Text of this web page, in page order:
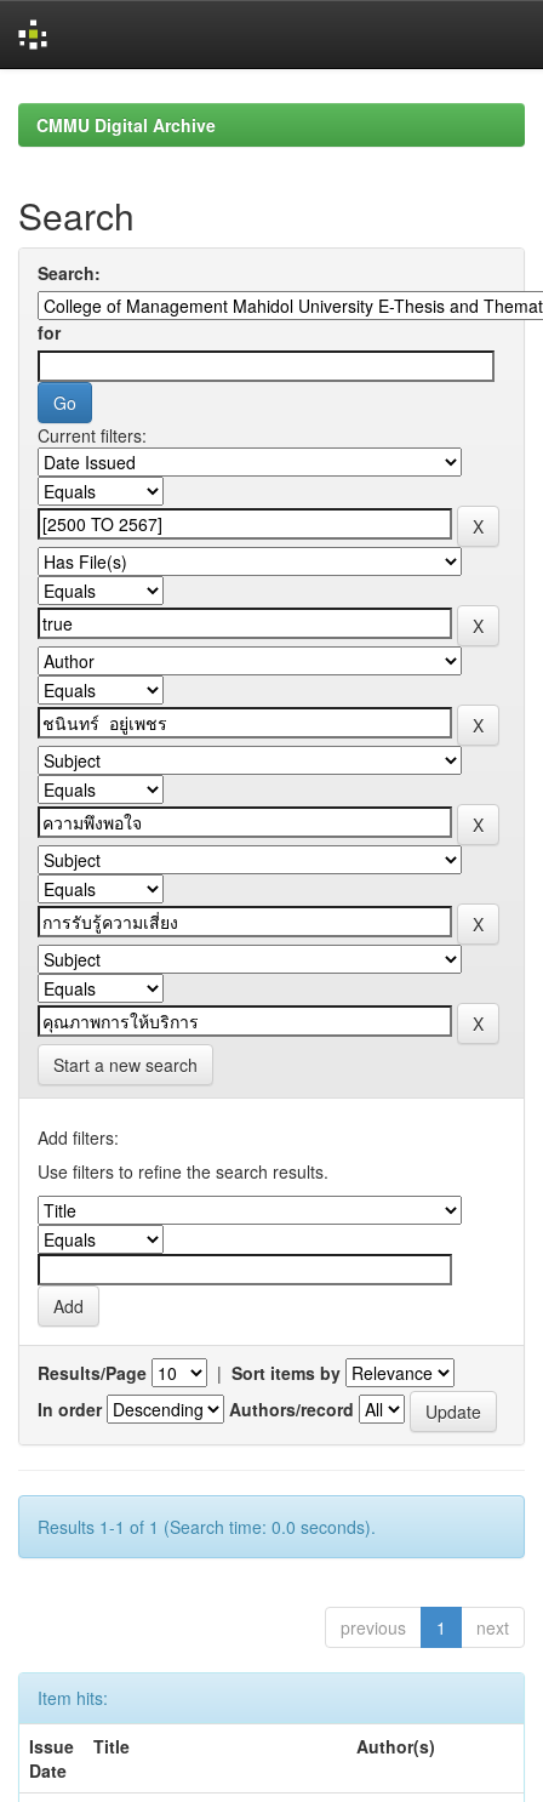
navigationCMMU Digital Archive
Search
Search:
for
Current filters:
Start a new search
Add filters:
Use filters to refine the search results.
Results/Page | Sort items by
In order
Authors/record
Results 1-1 of 1 (Search time: 0.0 seconds).
previous 1 next
Item hits:
Issue
Date
Title Author(s)